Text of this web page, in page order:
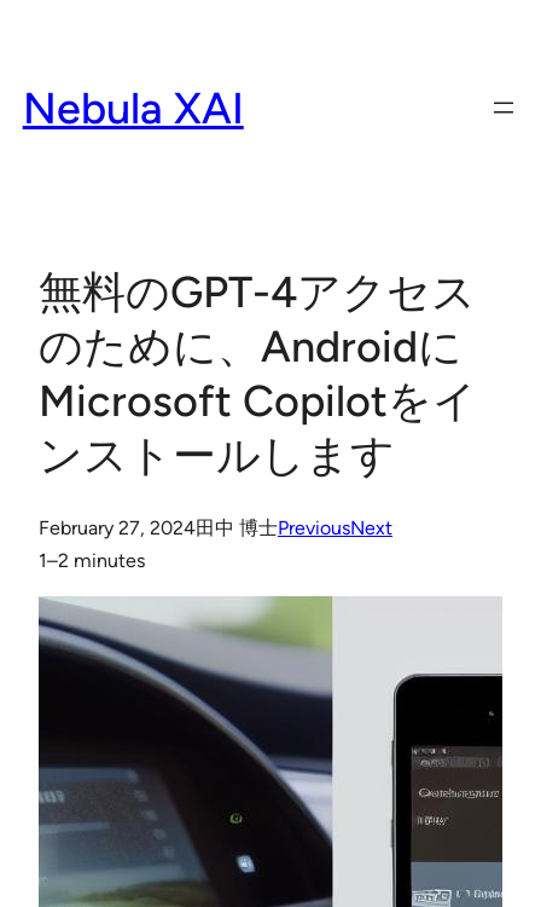
content
Nebula XAI
無料のGPT-4アクセス
のために、Androidに
Microsoft Copilotをイ
ンストールします
February 27, 2024田中 博士PreviousNext
1–2 minutes